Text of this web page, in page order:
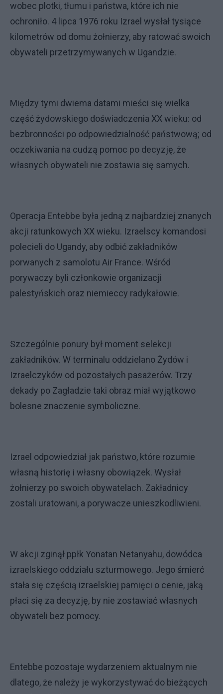
wobec plotki, tłumu i państwa, które ich nie
ochroniło. 4 lipca 1976 roku Izrael wysłał tysiące
kilometrów od domu żołnierzy, aby ratować swoich
obywateli przetrzymywanych w Ugandzie.
Między tymi dwiema datami mieści się wielka
część żydowskiego doświadczenia XX wieku: od
bezbronności po odpowiedzialność państwową; od
oczekiwania na cudzą pomoc po decyzję, że
własnych obywateli nie zostawia się samych.
Operacja Entebbe była jedną z najbardziej znanych
akcji ratunkowych XX wieku. Izraelscy komandosi
polecieli do Ugandy, aby odbić zakładników
porwanych z samolotu Air France. Wśród
porywaczy byli członkowie organizacji
palestyńskich oraz niemieccy radykałowie.
Szczególnie ponury był moment selekcji
zakładników. W terminalu oddzielano Żydów i
Izraelczyków od pozostałych pasażerów. Trzy
dekady po Zagładzie taki obraz miał wyjątkowo
bolesne znaczenie symboliczne.
Izrael odpowiedział jak państwo, które rozumie
własną historię i własny obowiązek. Wysłał
żołnierzy po swoich obywatelach. Zakładnicy
zostali uratowani, a porywacze unieszkodliwieni.
W akcji zginął ppłk Yonatan Netanyahu, dowódca
izraelskiego oddziału szturmowego. Jego śmierć
stała się częścią izraelskiej pamięci o cenie, jaką
płaci się za decyzję, by nie zostawiać własnych
obywateli bez pomocy.
Entebbe pozostaje wydarzeniem aktualnym nie
dlatego, że należy je wykorzystywać do bieżących